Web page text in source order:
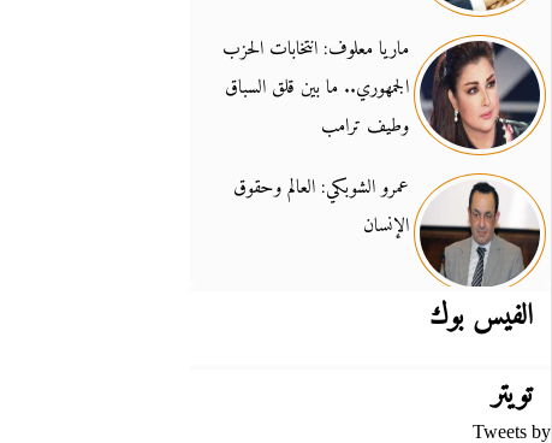
ماريا معلوف: انتخابات الحزب
الجمهوري.. ما بين قلق السباق
وطيف ترامب
عمرو الشوبكي: العالم وحقوق
الإنسان
الفيس بوك
تويتر
Tweets by